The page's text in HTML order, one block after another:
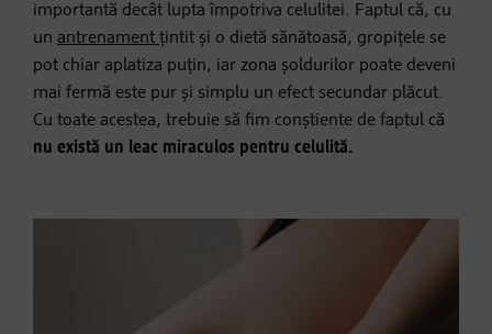
importantă decât lupta împotriva celulitei. Faptul că, cu
un antrenament țintit și o dietă sănătoasă, gropițele se
pot chiar aplatiza puțin, iar zona șoldurilor poate deveni
mai fermă este pur și simplu un efect secundar plăcut.
Cu toate acestea, trebuie să fim conștiente de faptul că
nu există un leac miraculos pentru celulită.